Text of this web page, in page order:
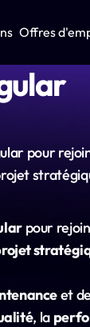
Offres
pour
pour
et
, la